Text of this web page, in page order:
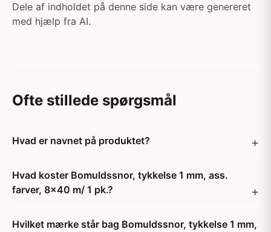
Dele af indholdet på denne side kan være genereret
med hjælp fra AI.
Ofte stillede spørgsmål
Hvad er navnet på produktet?
Hvad koster Bomuldssnor, tykkelse 1 mm, ass.
farver, 8x40 m/ 1 pk.?
Hvilket mærke står bag Bomuldssnor, tykkelse 1 mm,